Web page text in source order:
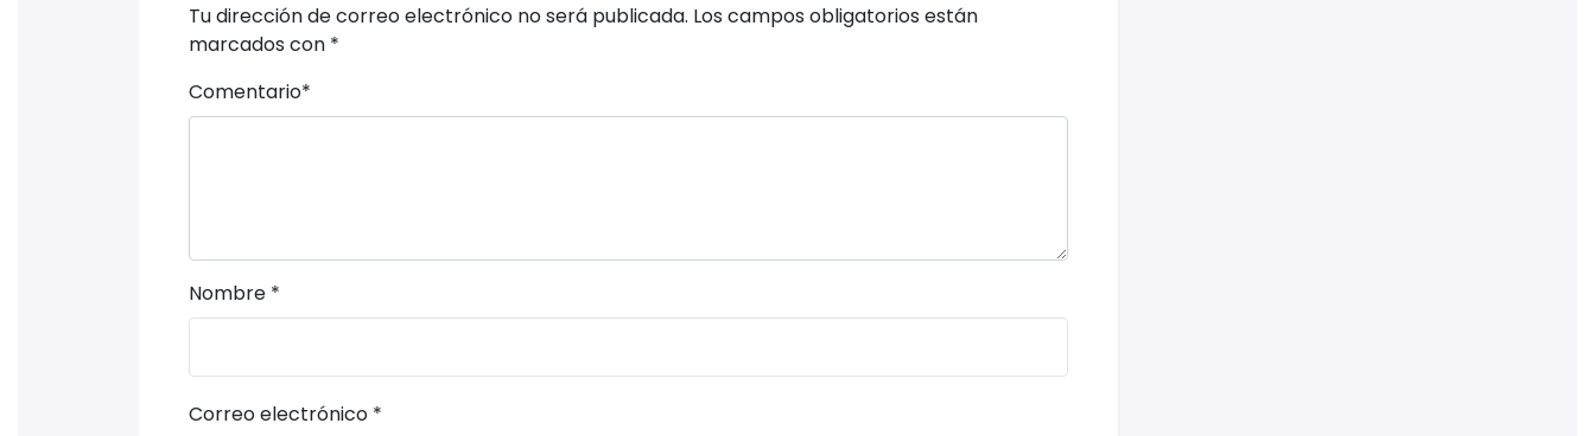
Tu dirección de correo electrónico no será publicada. Los campos obligatorios están
marcados con *
Comentario*
Nombre *
Correo electrónico *